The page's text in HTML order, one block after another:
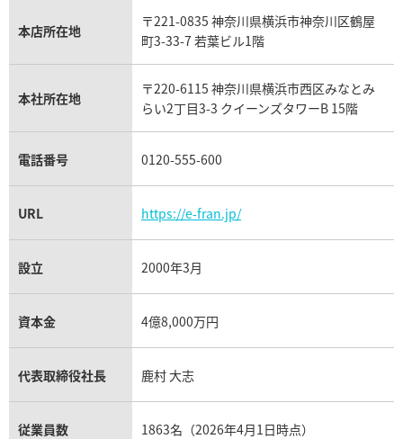
カルティエ買取
フランク ミュラー買取
リシャール・ミル買取
パネライ買取
チューダー（チュードル）買取
本店所在地
〒221-0835 神奈川県横浜市神奈川区鶴屋
町3-33-7 若葉ビル1階
本社所在地
〒220-6115 神奈川県横浜市西区みなとみ
らい2丁目3-3 クイーンズタワーB 15階
電話番号 0120-555-600
URL https://e-fran.jp/
設立 2000年3月
資本金 4億8,000万円
代表取締役社長 鹿村 大志
従業員数 1863名（2026年4月1日時点）